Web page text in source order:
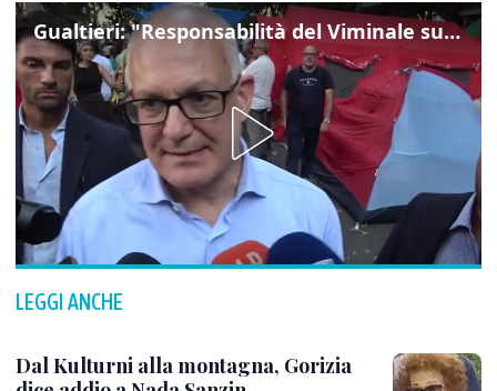
Gualtieri: "Responsabilità del Viminale su Spin Time? La posizione dei partiti è nota"
LEGGI ANCHE
Dal Kulturni alla montagna, Gorizia